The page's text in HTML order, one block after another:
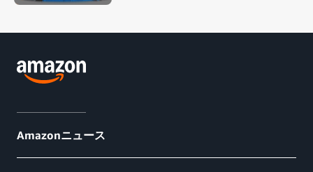
Amazonニュース